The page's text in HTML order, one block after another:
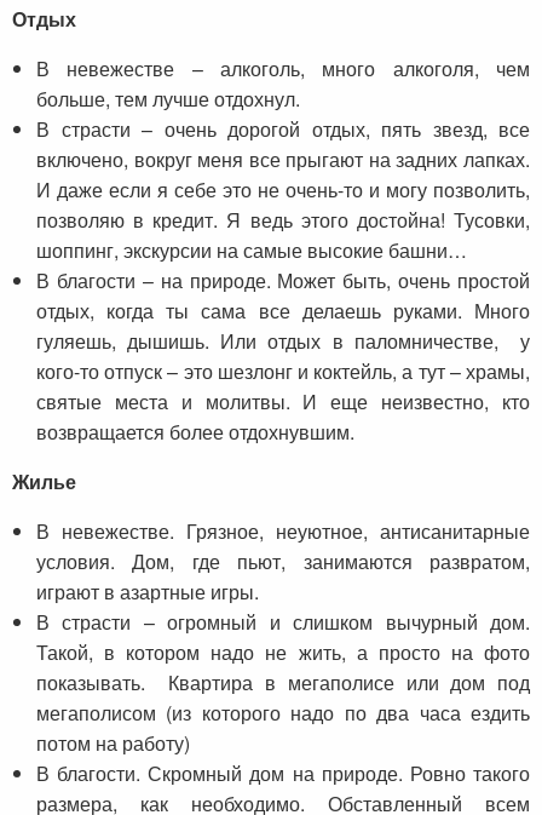
Отдых
В невежестве – алкоголь, много алкоголя, чем
больше, тем лучше отдохнул.
В страсти – очень дорогой отдых, пять звезд, все
включено, вокруг меня все прыгают на задних лапках.
И даже если я себе это не очень-то и могу позволить,
позволяю в кредит. Я ведь этого достойна! Тусовки,
шоппинг, экскурсии на самые высокие башни…
В благости – на природе. Может быть, очень простой
отдых, когда ты сама все делаешь руками. Много
гуляешь, дышишь. Или отдых в паломничестве, у
кого-то отпуск – это шезлонг и коктейль, а тут – храмы,
святые места и молитвы. И еще неизвестно, кто
возвращается более отдохнувшим.
Жилье
В невежестве. Грязное, неуютное, антисанитарные
условия. Дом, где пьют, занимаются развратом,
играют в азартные игры.
В страсти – огромный и слишком вычурный дом.
Такой, в котором надо не жить, а просто на фото
показывать. Квартира в мегаполисе или дом под
мегаполисом (из которого надо по два часа ездить
потом на работу)
В благости. Скромный дом на природе. Ровно такого
размера, как необходимо. Обставленный всем